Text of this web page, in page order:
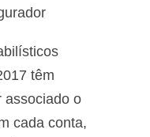
têm
associado o
cada conta,